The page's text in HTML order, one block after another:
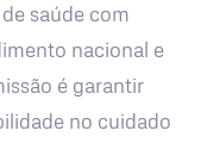
saúde com
nacional e
é garantir
no cuidado